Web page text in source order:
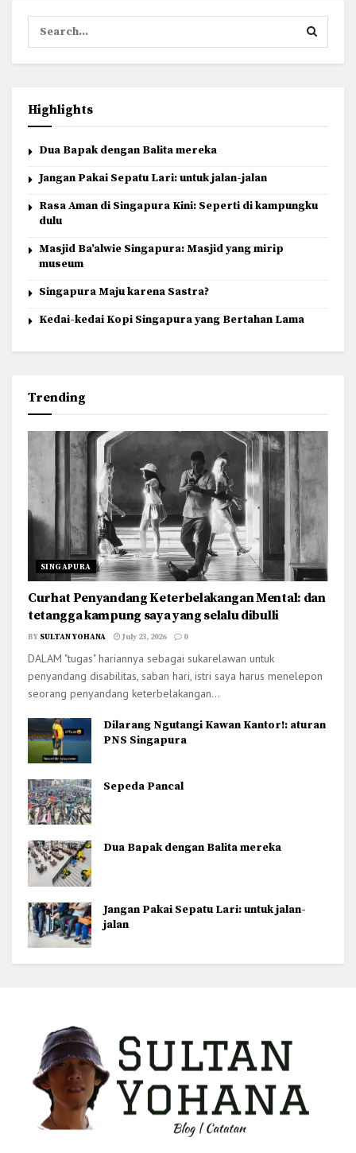
Highlights
Dua Bapak dengan Balita mereka
Jangan Pakai Sepatu Lari: untuk jalan-jalan
Rasa Aman di Singapura Kini: Seperti di kampungku
dulu
Masjid Ba’alwie Singapura: Masjid yang mirip
museum
Singapura Maju karena Sastra?
Kedai-kedai Kopi Singapura yang Bertahan Lama
Trending
SINGAPURA
Curhat Penyandang Keterbelakangan Mental: dan
tetangga kampung saya yang selalu dibulli
BY SULTAN YOHANA July 23, 2026 0
DALAM "tugas" hariannya sebagai sukarelawan untuk
penyandang disabilitas, saban hari, istri saya harus menelepon
seorang penyandang keterbelakangan...
Dilarang Ngutangi Kawan Kantor!: aturan
PNS Singapura
Sepeda Pancal
Dua Bapak dengan Balita mereka
Jangan Pakai Sepatu Lari: untuk jalan-
jalan